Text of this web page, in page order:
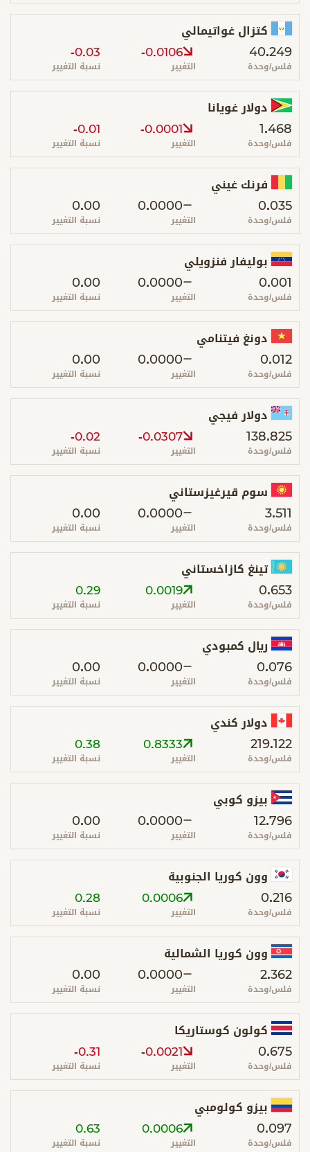
كتزال غواتيمالي
40.249
فلس/وحدة
-0.0106
التغيير
-0.03
نسبة التغيير
دولار غويانا
1.468
فلس/وحدة
-0.0001
التغيير
-0.01
نسبة التغيير
فرنك غيني
0.035
فلس/وحدة
0.0000
التغيير
0.00
نسبة التغيير
بوليفار فنزويلي
0.001
فلس/وحدة
0.0000
التغيير
0.00
نسبة التغيير
دونغ فيتنامي
0.012
فلس/وحدة
0.0000
التغيير
0.00
نسبة التغيير
دولار فيجي
138.825
فلس/وحدة
-0.0307
التغيير
-0.02
نسبة التغيير
سوم قيرغيزستاني
3.511
فلس/وحدة
0.0000
التغيير
0.00
نسبة التغيير
تينغ كازاخستاني
0.653
فلس/وحدة
0.0019
التغيير
0.29
نسبة التغيير
ريال كمبودي
0.076
فلس/وحدة
0.0000
التغيير
0.00
نسبة التغيير
دولار كندي
219.122
فلس/وحدة
0.8333
التغيير
0.38
نسبة التغيير
بيزو كوبي
12.796
فلس/وحدة
0.0000
التغيير
0.00
نسبة التغيير
وون كوريا الجنوبية
0.216
فلس/وحدة
0.0006
التغيير
0.28
نسبة التغيير
وون كوريا الشمالية
2.362
فلس/وحدة
0.0000
التغيير
0.00
نسبة التغيير
كولون كوستاريكا
0.675
فلس/وحدة
-0.0021
التغيير
-0.31
نسبة التغيير
بيزو كولومبي
0.097
فلس/وحدة
0.0006
التغيير
0.63
نسبة التغيير